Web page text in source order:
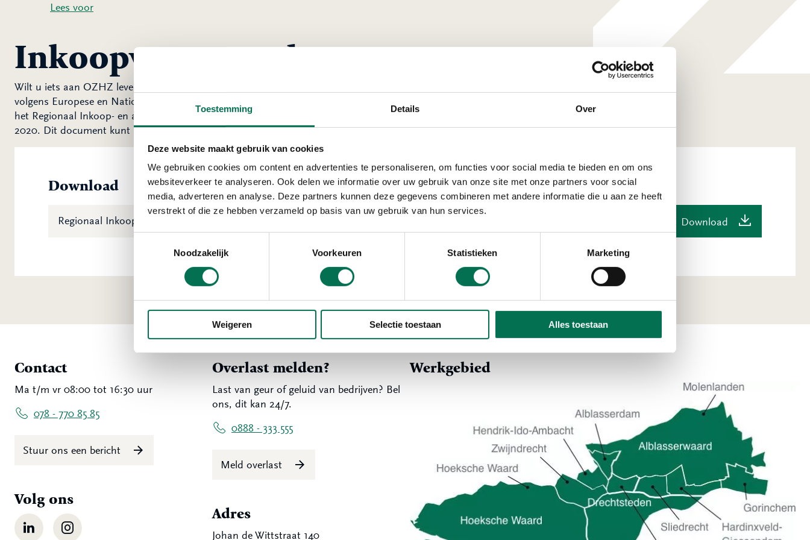
Toestemming Details Over
Deze website maakt gebruik van cookies
We gebruiken cookies om content en advertenties te personaliseren, om functies voor social media te bieden en om ons
websiteverkeer te analyseren. Ook delen we informatie over uw gebruik van onze site met onze partners voor social
media, adverteren en analyse. Deze partners kunnen deze gegevens combineren met andere informatie die u aan ze heeft
verstrekt of die ze hebben verzameld op basis van uw gebruik van hun services.
Noodzakelijk
Voorkeuren Statistieken Marketing
Weigeren Selectie toestaan Alles toestaan
Lees voor
Inkoopvoorwaarden
Wilt u iets aan OZHZ leveren of doet u bij ons mee in een aanbesteding? OZHZ moet als overheidsorganisatie
volgens Europese en Nationale wet- en regelgeving leveringen, diensten en werken aanbesteden. Wij volgen hierbij
het Regionaal Inkoop- en aanbestedingsbeleid Drechtsteden en de Algemene Inkoopvoorwaarden Drechtsteden
2020. Dit document kunt u hieronder downloaden.
Download
Regionaal Inkoop- en aanbestedingsbeleid Drechtsteden en de Algemene Inkoopvoorwaarden Drechtsteden 2020 Download
Contact
Ma t/m vr 08:00 tot 16:30 uur
078 - 770 85 85
Stuur ons een bericht
Volg ons
LinkedIn Instagram
Overlast melden?
Last van geur of geluid van bedrijven? Bel
ons, dit kan 24/7.
0888 - 333 555
Meld overlast
Adres
Johan de Wittstraat 140
Werkgebied